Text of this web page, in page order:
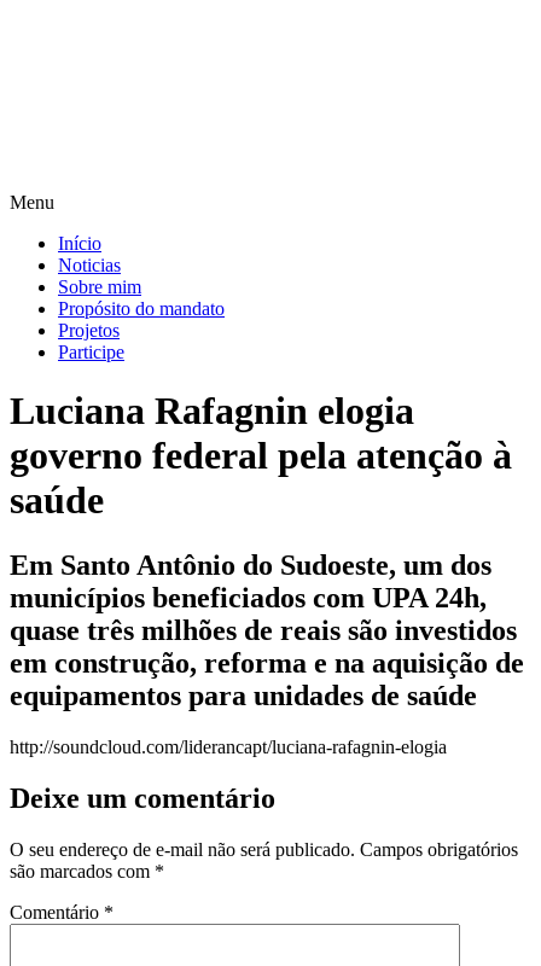
Menu
Início
Noticias
Sobre mim
Propósito do mandato
Projetos
Participe
Luciana Rafagnin elogia
governo federal pela atenção à
saúde
Em Santo Antônio do Sudoeste, um dos
municípios beneficiados com UPA 24h,
quase três milhões de reais são investidos
em construção, reforma e na aquisição de
equipamentos para unidades de saúde
http://soundcloud.com/liderancapt/luciana-rafagnin-elogia
Deixe um comentário
O seu endereço de e-mail não será publicado. Campos obrigatórios
são marcados com *
Comentário *